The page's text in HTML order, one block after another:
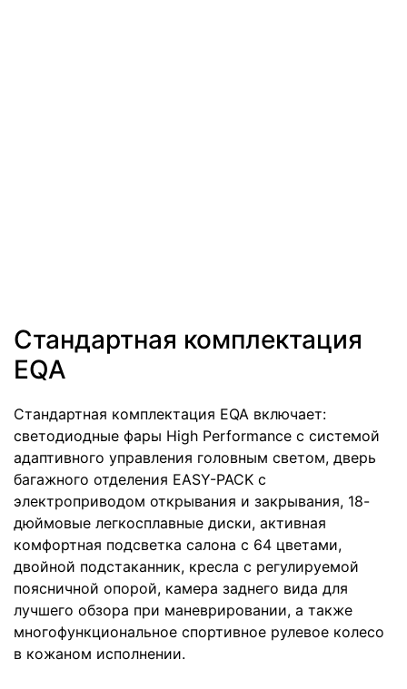
Стандартная комплектация
EQA
Стандартная комплектация EQA включает:
светодиодные фары High Performance с системой
адаптивного управления головным светом, дверь
багажного отделения EASY-PACK с
электроприводом открывания и закрывания, 18-
дюймовые легкосплавные диски, активная
комфортная подсветка салона с 64 цветами,
двойной подстаканник, кресла с регулируемой
поясничной опорой, камера заднего вида для
лучшего обзора при маневрировании, а также
многофункциональное спортивное рулевое колесо
в кожаном исполнении.